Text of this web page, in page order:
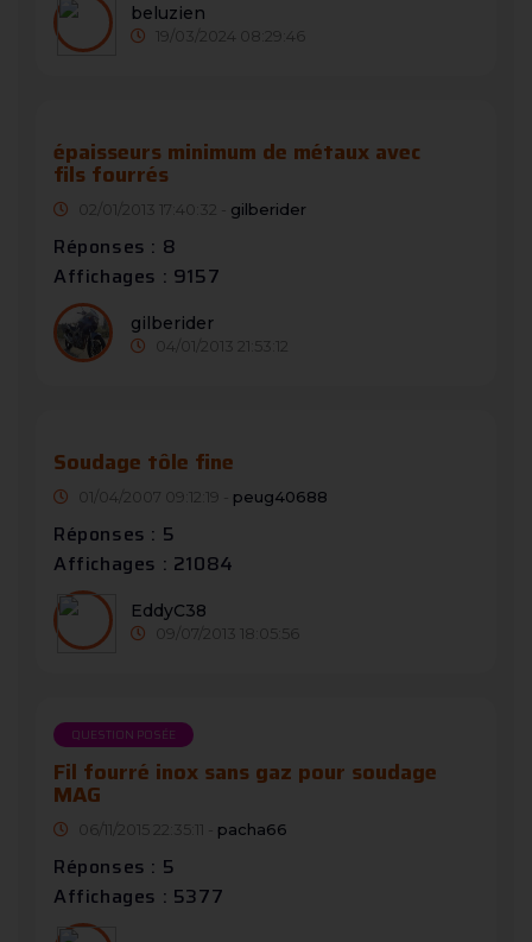
beluzien
19/03/2024 08:29:46
épaisseurs minimum de métaux avec
fils fourrés
02/01/2013 17:40:32 - gilberider
Réponses : 8
Affichages : 9157
gilberider
04/01/2013 21:53:12
Soudage tôle fine
01/04/2007 09:12:19 - peug40688
Réponses : 5
Affichages : 21084
EddyC38
09/07/2013 18:05:56
QUESTION POSÉE
Fil fourré inox sans gaz pour soudage
MAG
06/11/2015 22:35:11 - pacha66
Réponses : 5
Affichages : 5377